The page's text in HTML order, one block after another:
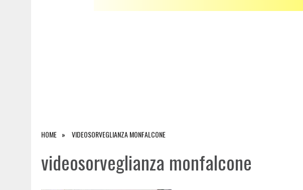
HOME VIDEOSORVEGLIANZA MONFALCONE
videosorveglianza monfalcone